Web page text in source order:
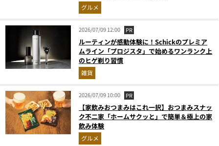
グルメ
2026/07/09 12:00 PR
ルーティンが感動体験に！Schickのプレミア
ムライン「プロジスタ」で始めるワンランク上
のヒゲ剃り習慣
雑貨
2026/07/09 10:00 PR
【家飲みおつまみはこれ一択】おつまみスナッ
ク不二家「ホームサクッと」で簡単＆極上の家
飲み体験
グルメ